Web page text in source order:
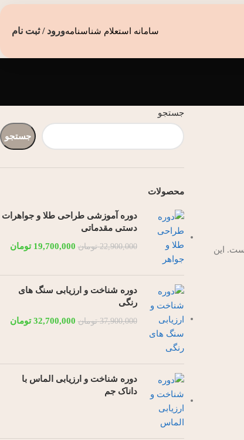
سامانه استعلام شناسنامهورود / ثبت نام
این
جستجو
جستجو
محصولات
دوره آموزشی طراحی طلا و جواهرات
دستی مقدماتی
22,900,000 تومان 19,700,000 تومان
دوره شناخت و ارزیابی سنگ های
رنگی
37,900,000 تومان 32,700,000 تومان
دوره شناخت و ارزیابی الماس با
داناک جم